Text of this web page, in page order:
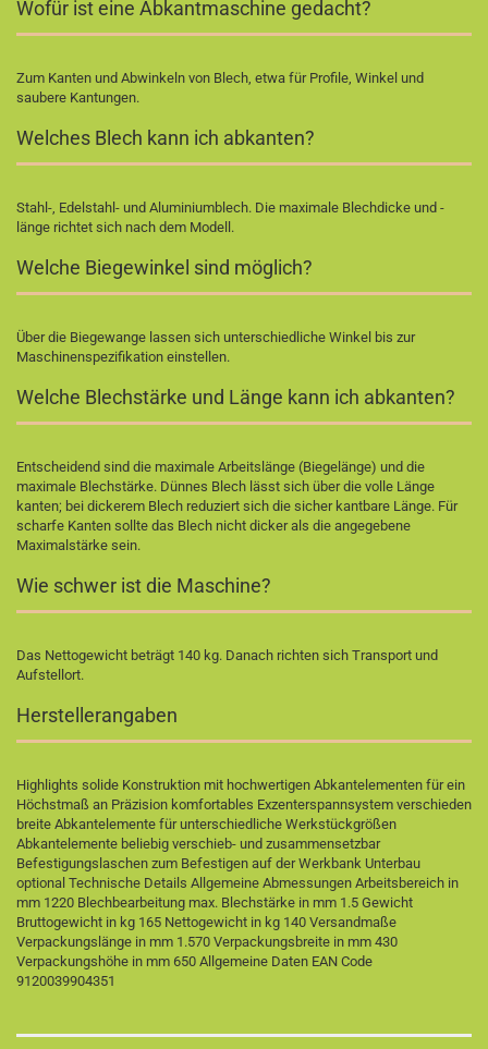
Wofür ist eine Abkantmaschine gedacht?
Zum Kanten und Abwinkeln von Blech, etwa für Profile, Winkel und
saubere Kantungen.
Welches Blech kann ich abkanten?
Stahl-, Edelstahl- und Aluminiumblech. Die maximale Blechdicke und -
länge richtet sich nach dem Modell.
Welche Biegewinkel sind möglich?
Über die Biegewange lassen sich unterschiedliche Winkel bis zur
Maschinenspezifikation einstellen.
Welche Blechstärke und Länge kann ich abkanten?
Entscheidend sind die maximale Arbeitslänge (Biegelänge) und die
maximale Blechstärke. Dünnes Blech lässt sich über die volle Länge
kanten; bei dickerem Blech reduziert sich die sicher kantbare Länge. Für
scharfe Kanten sollte das Blech nicht dicker als die angegebene
Maximalstärke sein.
Wie schwer ist die Maschine?
Das Nettogewicht beträgt 140 kg. Danach richten sich Transport und
Aufstellort.
Herstellerangaben
Highlights solide Konstruktion mit hochwertigen Abkantelementen für ein
Höchstmaß an Präzision komfortables Exzenterspannsystem verschieden
breite Abkantelemente für unterschiedliche Werkstückgrößen
Abkantelemente beliebig verschieb- und zusammensetzbar
Befestigungslaschen zum Befestigen auf der Werkbank Unterbau
optional Technische Details Allgemeine Abmessungen Arbeitsbereich in
mm 1220 Blechbearbeitung max. Blechstärke in mm 1.5 Gewicht
Bruttogewicht in kg 165 Nettogewicht in kg 140 Versandmaße
Verpackungslänge in mm 1.570 Verpackungsbreite in mm 430
Verpackungshöhe in mm 650 Allgemeine Daten EAN Code
9120039904351